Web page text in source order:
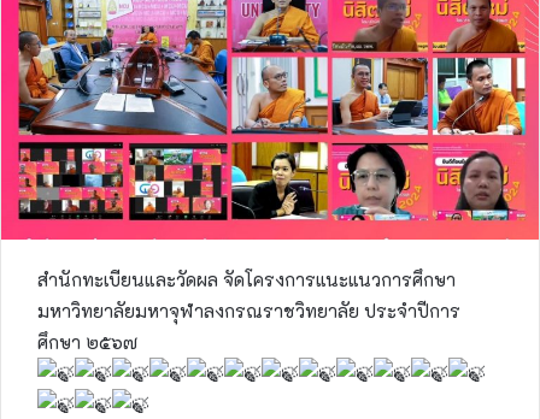
สำนักทะเบียนและวัดผล จัดโครงการแนะแนวการศึกษา
มหาวิทยาลัยมหาจุฬาลงกรณราชวิทยาลัย ประจำปีการ
ศึกษา ๒๕๖๗